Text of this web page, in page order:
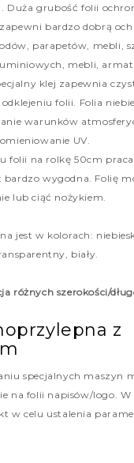
Duża grubość folii
bardzo dobrą
parapetów, mebli,
mebli,
klej zapewnia
folii. Folia
warunków
UV.
folii na rolkę 50cm
bardzo wygodna. Folię
lub ciąć nożykiem.
jest w kolorach:
biały.
różnych szerokości/
z
specjalnych maszyn
na folii napisów/logo. W
w celu ustalenia